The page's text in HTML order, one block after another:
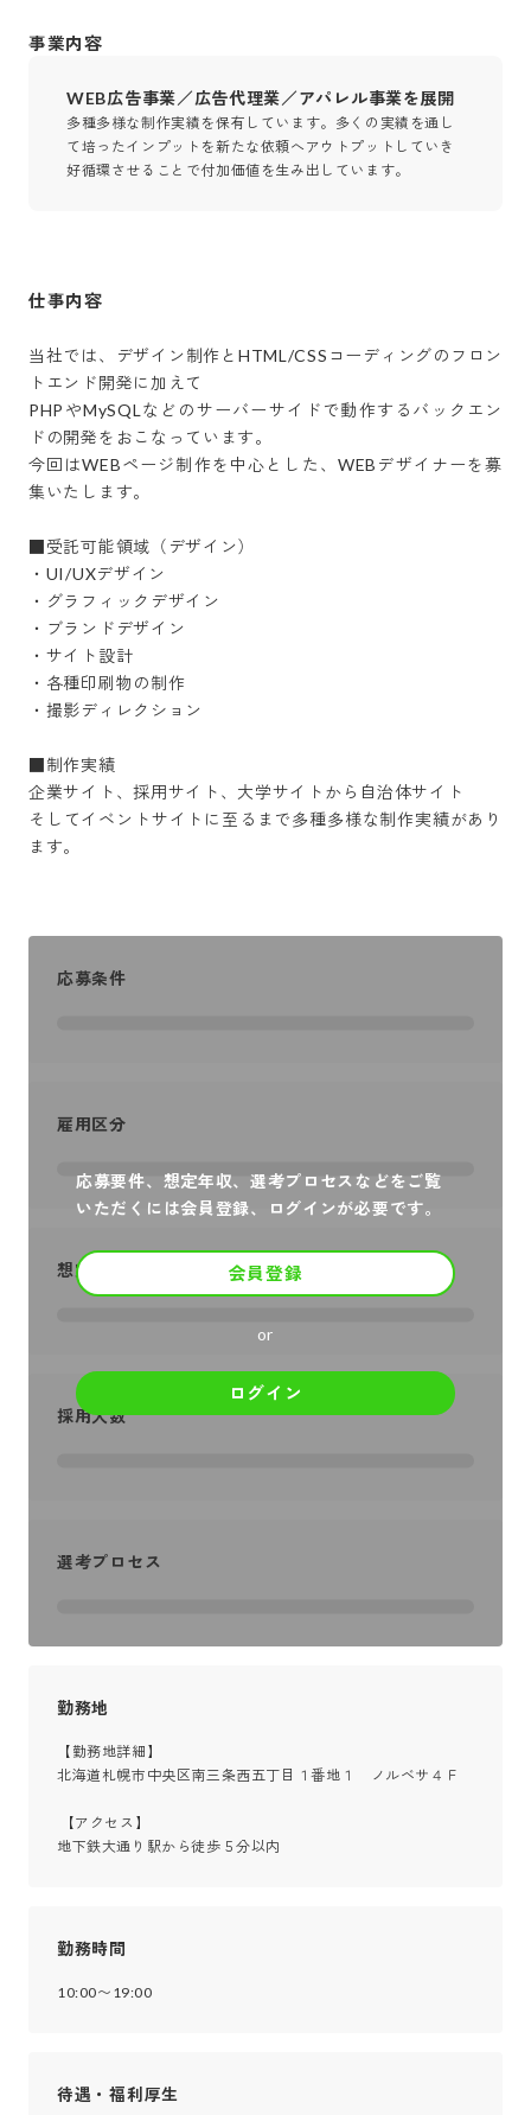
事業内容
WEB広告事業／広告代理業／アパレル事業を展開
多種多様な制作実績を保有しています。多くの実績を通し
て培ったインプットを新たな依頼へアウトプットしていき
好循環させることで付加価値を生み出しています。
仕事内容
当社では、デザイン制作とHTML/CSSコーディングのフロン
トエンド開発に加えて
PHPやMySQLなどのサーバーサイドで動作するバックエン
ドの開発をおこなっています。
今回はWEBページ制作を中心とした、WEBデザイナーを募
集いたします。
■受託可能領域（デザイン）
・UI/UXデザイン
・グラフィックデザイン
・ブランドデザイン
・サイト設計
・各種印刷物の制作
・撮影ディレクション
■制作実績
企業サイト、採用サイト、大学サイトから自治体サイト
そしてイベントサイトに至るまで多種多様な制作実績があり
ます。
応募要件、想定年収、選考プロセスなどをご覧
いただくには会員登録、ログインが必要です。
会員登録
or
ログイン
応募条件
雇用区分
想定年収
採用人数
選考プロセス
勤務地
【勤務地詳細】
北海道札幌市中央区南三条西五丁目１番地１　ノルベサ４Ｆ
地下鉄大通り駅から徒歩５分以内
勤務時間
10:00〜19:00
待遇・福利厚生